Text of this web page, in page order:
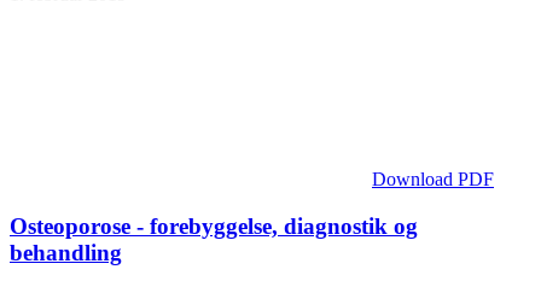
Download PDF
Osteoporose - forebyggelse, diagnostik og
behandling